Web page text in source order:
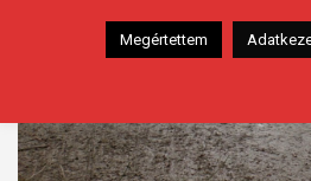
Megértettem